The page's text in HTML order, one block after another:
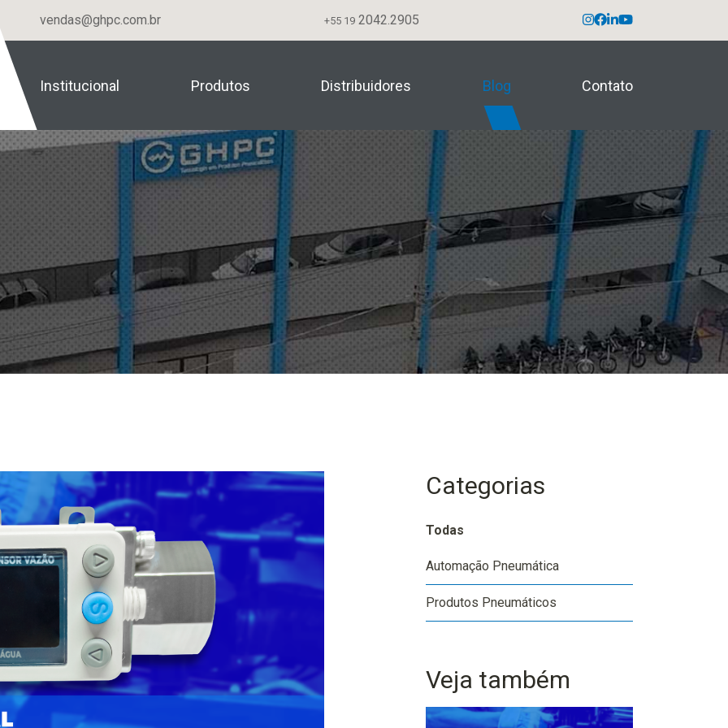
vendas@ghpc.com.br +55 19 2042.2905
Institucional Produtos Distribuidores Blog Contato
Categorias
Todas
Automação Pneumática
Produtos Pneumáticos
Veja também